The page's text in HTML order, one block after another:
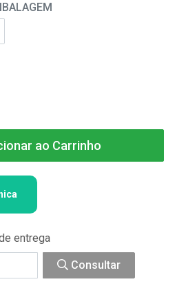
ao Carrinho
entrega
Consultar